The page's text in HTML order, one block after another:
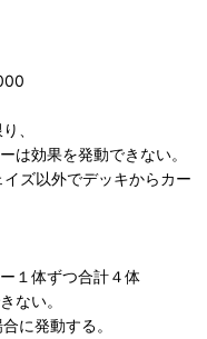
、
は効果を発動できない。
ズ以外でデッキからカー
１体ずつ合計４体
ない。
に発動する。